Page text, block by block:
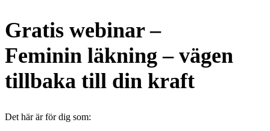
Gratis webinar –
Feminin läkning – vägen
tillbaka till din kraft
Det här är för dig som: